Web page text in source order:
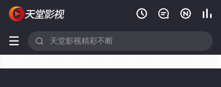
   
 